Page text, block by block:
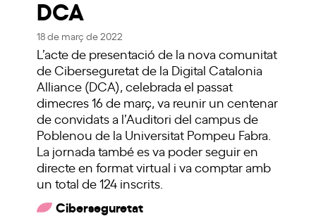
DCA
18 de març de 2022
L’acte de presentació de la nova comunitat
de Ciberseguretat de la Digital Catalonia
Alliance (DCA), celebrada el passat
dimecres 16 de març, va reunir un centenar
de convidats a l’Auditori del campus de
Poblenou de la Universitat Pompeu Fabra.
La jornada també es va poder seguir en
directe en format virtual i va comptar amb
un total de 124 inscrits.
Ciberseguretat